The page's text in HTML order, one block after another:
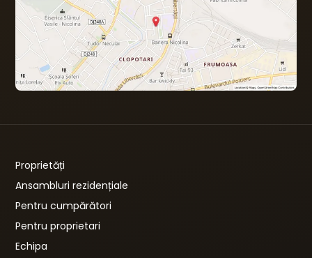
Proprietăți
Ansambluri rezidențiale
Pentru cumpărători
Pentru proprietari
Echipa